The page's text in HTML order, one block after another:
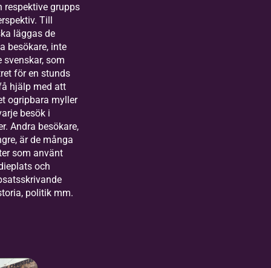
grupps
Till
läggas de
besökare, inte
som
för en stunds
hjälp med att
ogripbara myller
besök i
Andra besökare,
är de många
som använt
och
politik mm.